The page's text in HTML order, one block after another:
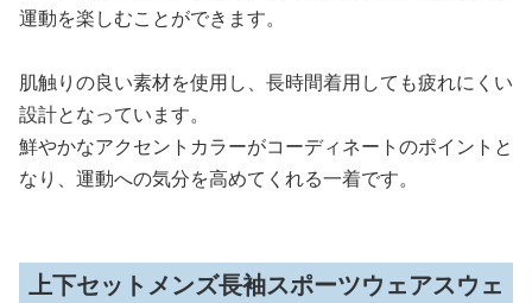
運動を楽しむことができます。
肌触りの良い素材を使用し、長時間着用しても疲れにくい
設計となっています。
鮮やかなアクセントカラーがコーディネートのポイントと
なり、運動への気分を高めてくれる一着です。
上下セットメンズ長袖スポーツウェアスウェ